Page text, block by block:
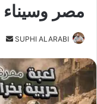
مصر وسيناء
SUPHI ALARABI